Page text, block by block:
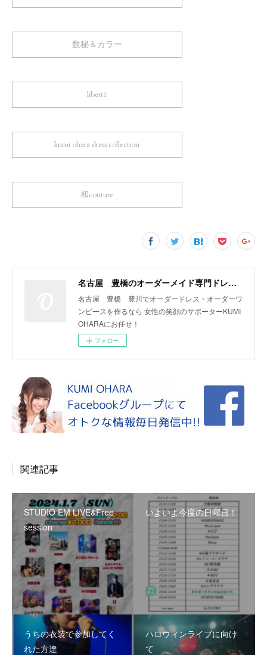
数秘＆カラー
liberté
kumi ohara dress collection
和couture
名古屋 豊橋のオーダーメイド専門ドレスデザイナー KUMI OHARA
名古屋 豊橋 豊川でオーダードレス・オーダーワ
ンピースを作るなら 女性の笑顔のサポーターKUMI
OHARAにお任せ！
フォロー
関連記事
STUDIO EM LIVE&Free
session
いよいよ今度の日曜日！
うちの衣装で参加してく
れた方達
ハロウィンライブに向け
て